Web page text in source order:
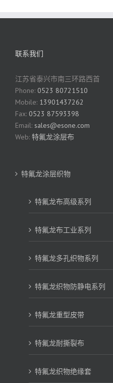
联系我们
江苏省泰兴市南三环路西首
Phone: 0523 80721510
Mobile: 13901437262
Fax: 0523 87593398
Email: sales@esone.com
Web: 特氟龙涂层布
特氟龙涂层织物
特氟龙布高级系列
特氟龙布工业系列
特氟龙多孔织物系列
特氟龙织物防静电系列
特氟龙重型皮带
特氟龙耐撕裂布
特氟龙织物绝缘套